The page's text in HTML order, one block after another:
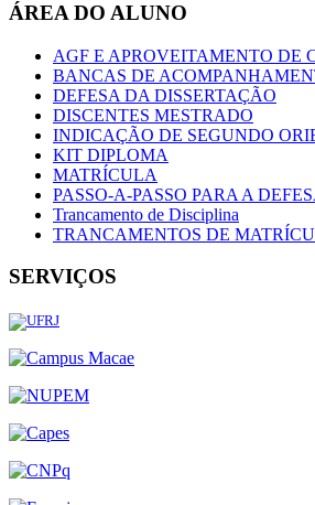
ÁREA DO ALUNO
AGF E APROVEITAMENTO DE
BANCAS DE
DEFESA DA DISSERTAÇÃO
DISCENTES MESTRADO
INDICAÇÃO DE SEGUNDO
KIT DIPLOMA
MATRÍCULA
PASSO-A-PASSO PARA A
Trancamento de Disciplina
TRANCAMENTOS DE
SERVIÇOS